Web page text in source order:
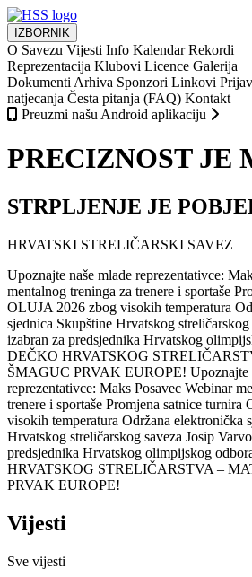
IZBORNIK
O Savezu Vijesti Info Kalendar Rekordi
Reprezentacija Klubovi Licence Galerija
Dokumenti Arhiva Sponzori Linkovi
natjecanja Česta pitanja (FAQ) Kontakt
Preuzmi našu Android aplikaciju
PRECIZNOST JE
STRPLJENJE JE
HRVATSKI STRELIČARSKI SAVEZ
Upoznajte naše mlade reprezentativce:
mentalnog treninga za trenere i sportaše
OLUJA 2026 zbog visokih temperatura
sjednica Skupštine Hrvatskog streličarskog
izabran za predsjednika Hrvatskog
DEČKO HRVATSKOG
ŠMAGUC PRVAK EUROPE! Upoznajte
reprezentativce: Maks Posavec Webinar
trenere i sportaše Promjena satnice turnira
visokih temperatura Održana elektronička
Hrvatskog streličarskog saveza Josip
predsjednika Hrvatskog olimpijskog
HRVATSKOG STRELIČARSTVA –
PRVAK EUROPE!
Vijesti
Sve vijesti